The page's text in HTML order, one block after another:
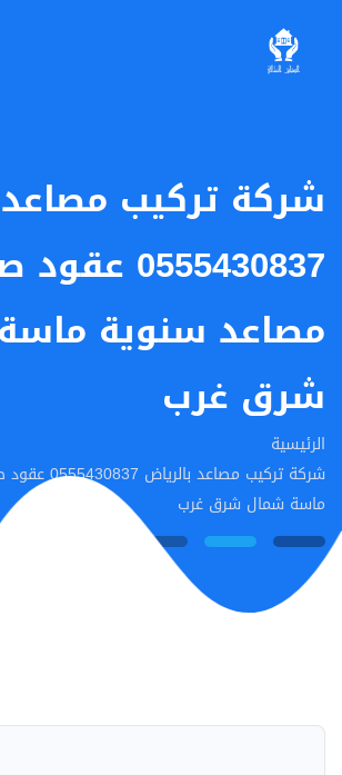
شركة تركيب مصاعد
0555430837
مصاعد سنوية
شرق غرب
الرئيسية
شركة تركيب
ماسة شمال شرق غرب